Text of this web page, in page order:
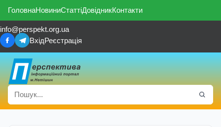
ГоловнаНовиниСтаттіДовідникКонтакти
info@perspekt.org.ua
ВхідРеєстрація